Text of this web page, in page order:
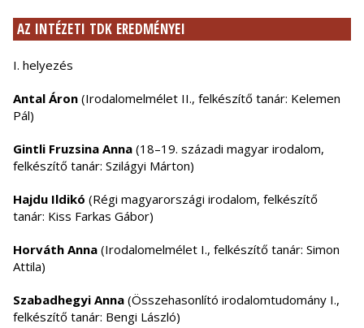
AZ INTÉZETI TDK EREDMÉNYEI
I. helyezés
Antal Áron (Irodalomelmélet II., felkészítő tanár: Kelemen
Pál)
Gintli Fruzsina Anna (18–19. századi magyar irodalom,
felkészítő tanár: Szilágyi Márton)
Hajdu Ildikó (Régi magyarországi irodalom, felkészítő
tanár: Kiss Farkas Gábor)
Horváth Anna (Irodalomelmélet I., felkészítő tanár: Simon
Attila)
Szabadhegyi Anna (Összehasonlító irodalomtudomány I.,
felkészítő tanár: Bengi László)